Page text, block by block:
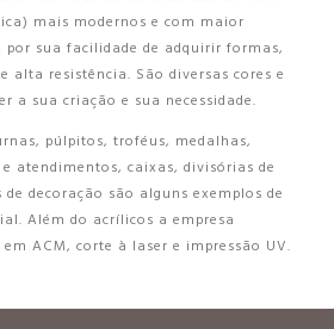
mais modernos e com maior
por sua facilidade de adquirir formas,
alta resistência. São diversas cores e
a sua criação e sua necessidade.
púlpitos, troféus, medalhas,
atendimentos, caixas, divisórias de
decoração são alguns exemplos de
Além do acrílicos a empresa
ACM, corte à laser e impressão UV.